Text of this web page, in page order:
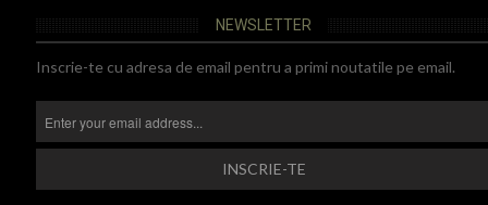
NEWSLETTER
Inscrie-te cu adresa de email pentru a primi noutatile pe email.